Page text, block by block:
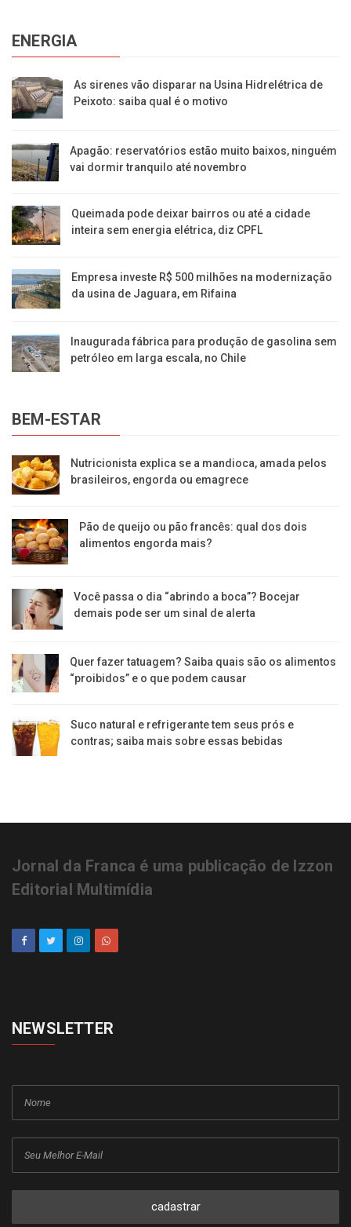
ENERGIA
As sirenes vão disparar na Usina Hidrelétrica de
Peixoto: saiba qual é o motivo
Apagão: reservatórios estão muito baixos, ninguém
vai dormir tranquilo até novembro
Queimada pode deixar bairros ou até a cidade
inteira sem energia elétrica, diz CPFL
Empresa investe R$ 500 milhões na modernização
da usina de Jaguara, em Rifaina
Inaugurada fábrica para produção de gasolina sem
petróleo em larga escala, no Chile
BEM-ESTAR
Nutricionista explica se a mandioca, amada pelos
brasileiros, engorda ou emagrece
Pão de queijo ou pão francês: qual dos dois
alimentos engorda mais?
Você passa o dia “abrindo a boca”? Bocejar
demais pode ser um sinal de alerta
Quer fazer tatuagem? Saiba quais são os alimentos
“proibidos” e o que podem causar
Suco natural e refrigerante tem seus prós e
contras; saiba mais sobre essas bebidas
Jornal da Franca é uma publicação de Izzon
Editorial Multimídia
NEWSLETTER
cadastrar